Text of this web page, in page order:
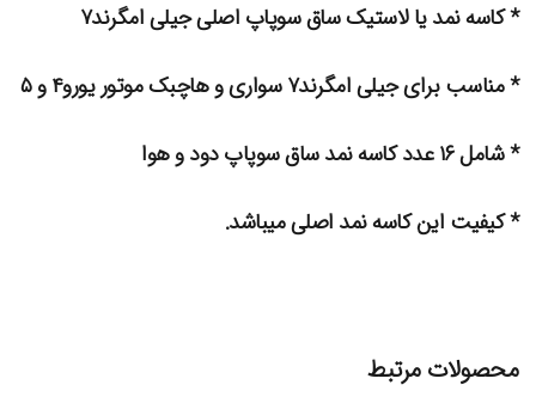
* کاسه نمد یا لاستیک ساق سوپاپ اصلی جیلی امگرند۷
* مناسب برای جیلی امگرند۷ سواری و هاچبک موتور یورو۴ و ۵
* شامل ۱۶ عدد کاسه نمد ساق سوپاپ دود و هوا
* کیفیت این کاسه نمد اصلی میباشد.
محصولات مرتبط